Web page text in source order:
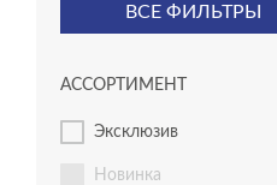
ВСЕ ФИЛЬТРЫ
АССОРТИМЕНТ
эксклюзив
новинка